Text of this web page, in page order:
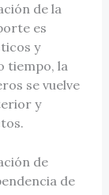
de la
es
y
tiempo, la
se vuelve
y
de
de